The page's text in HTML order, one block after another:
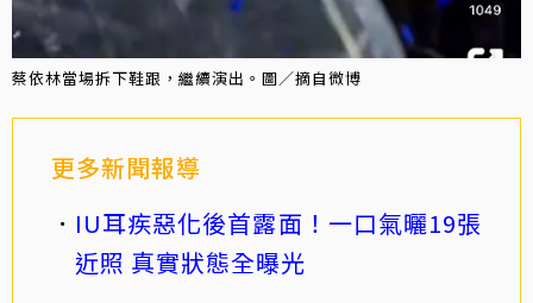
蔡依林當場拆下鞋跟，繼續演出。圖／摘自微博
更多新聞報導
IU耳疾惡化後首露面！一口氣曬19張
近照 真實狀態全曝光